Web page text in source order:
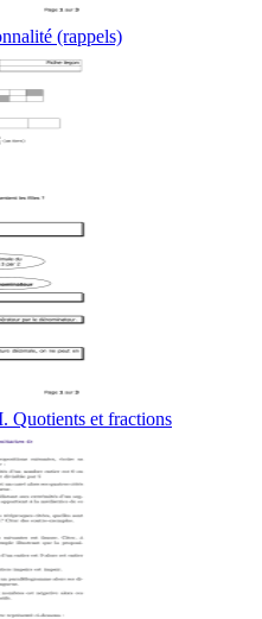
(rappels)
Quotients et fractions